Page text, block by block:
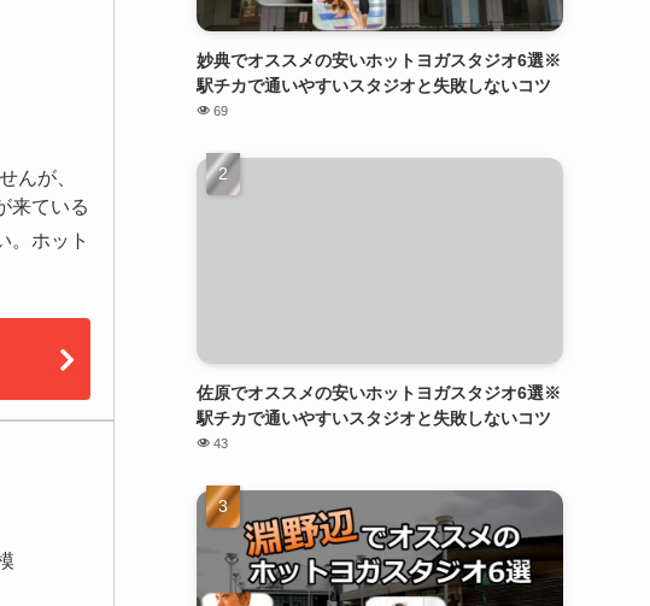
んが、
来ている
。ホット
妙典でオススメの安いホットヨガスタジオ6選※
駅チカで通いやすいスタジオと失敗しないコツ
69
佐原でオススメの安いホットヨガスタジオ6選※
駅チカで通いやすいスタジオと失敗しないコツ
43